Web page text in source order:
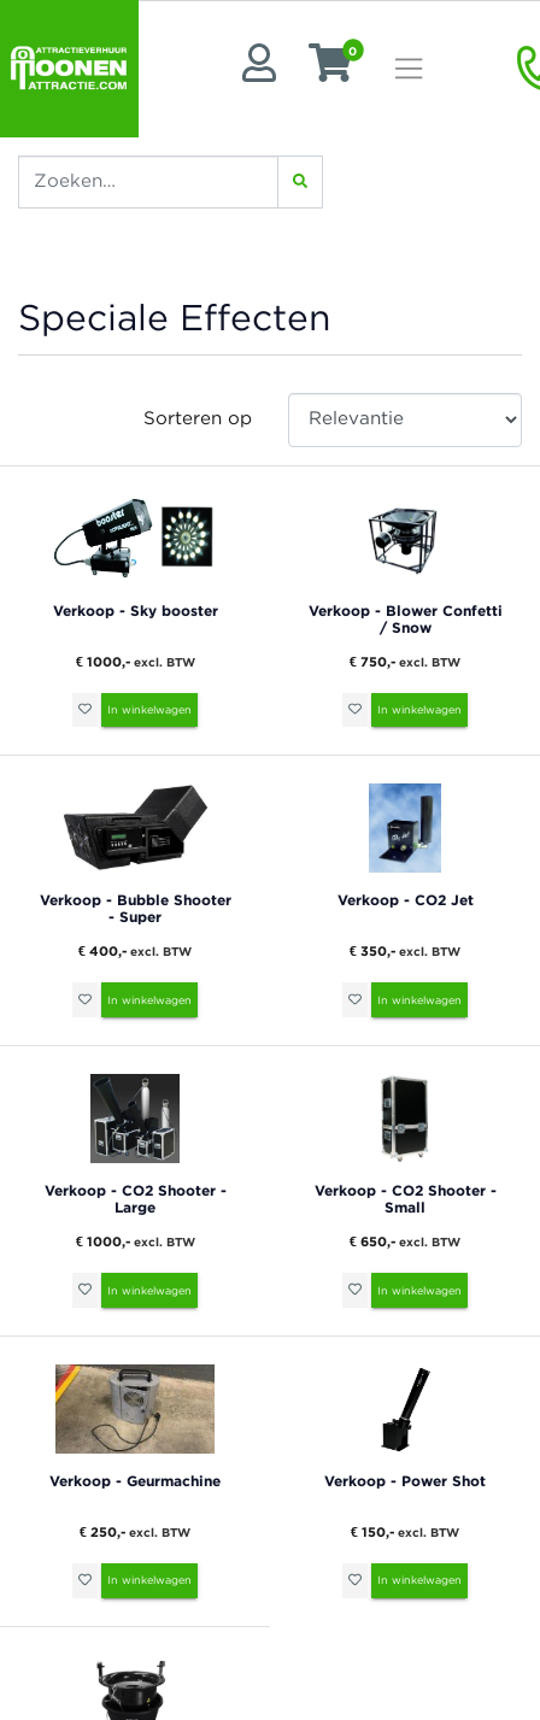
0
Speciale Effecten
Sorteren op
Verkoop - Sky booster
€ 1000,- excl. BTW
In winkelwagen
Verkoop - Blower Confetti
/ Snow
€ 750,- excl. BTW
In winkelwagen
Verkoop - Bubble Shooter
- Super
€ 400,- excl. BTW
In winkelwagen
Verkoop - CO2 Jet
€ 350,- excl. BTW
In winkelwagen
Verkoop - CO2 Shooter -
Large
€ 1000,- excl. BTW
In winkelwagen
Verkoop - CO2 Shooter -
Small
€ 650,- excl. BTW
In winkelwagen
Verkoop - Geurmachine
€ 250,- excl. BTW
In winkelwagen
Verkoop - Power Shot
€ 150,- excl. BTW
In winkelwagen